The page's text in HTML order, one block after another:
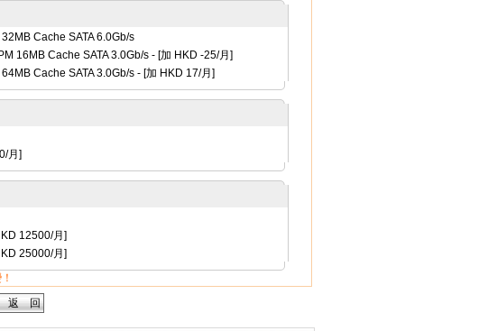
Cache SATA 6.0Gb/s
16MB Cache SATA 3.0Gb/s - [加 HKD -25/月]
Cache SATA 3.0Gb/s - [加 HKD 17/月]
/月]
12500/月]
25000/月]